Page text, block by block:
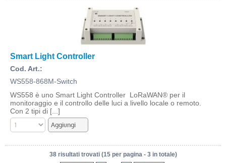
Smart Light Controller
Cod. Art.:
WS558-868M-Switch
WS558 è uno Smart Light Controller LoRaWAN® per il
monitoraggio e il controllo delle luci a livello locale o remoto.
Con 2 tipi di [...]
38 risultati trovati (15 per pagina - 3 in totale)